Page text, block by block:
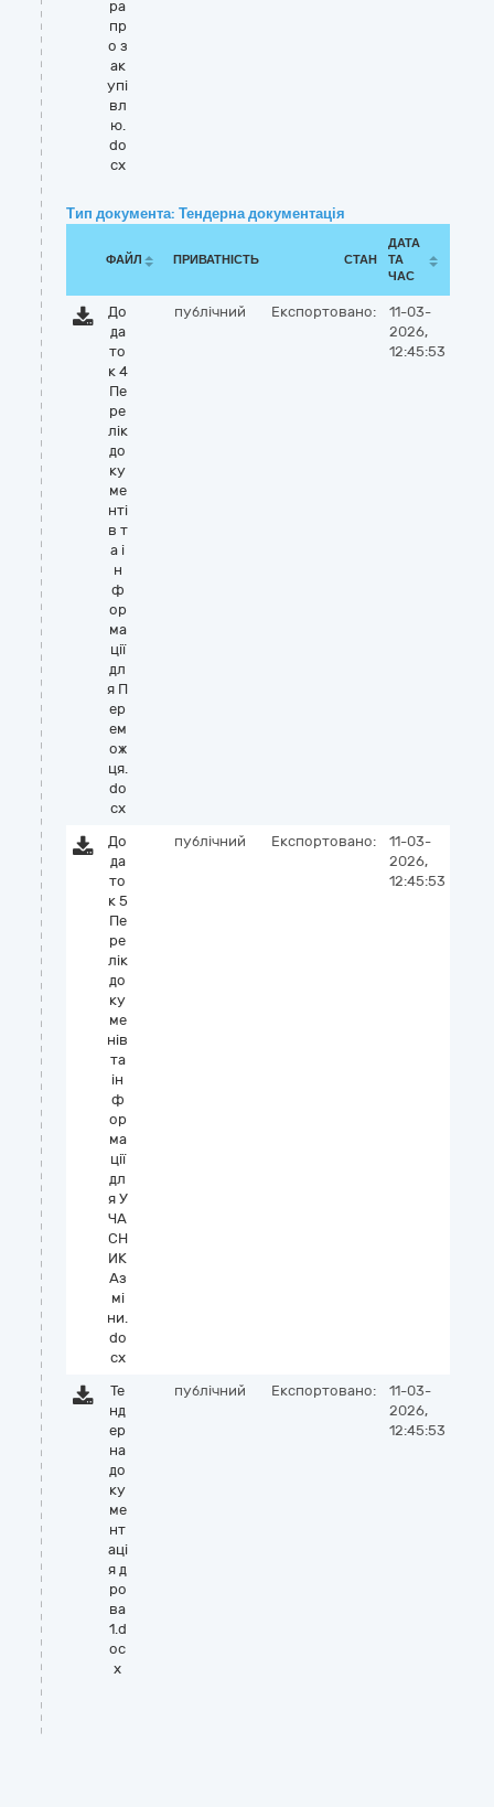
ра
пр
о з
ак
упі
вл
ю.
do
cx
Тип документа: Тендерна документація
ФАЙЛ ПРИВАТНІСТЬ СТАН
ДАТА
ТА
ЧАС
До
да
то
к 4
Пе
ре
лік
до
ку
ме
нті
в т
а і
н
ф
ор
ма
ції
дл
я П
ер
ем
ож
ця.
do
cx
публічний Експортовано:
11-03-
2026,
12:45:53
До
да
то
к 5
Пе
ре
лік
до
ку
ме
нів
та
ін
ф
ор
ма
ції
дл
я У
ЧА
СН
ИК
Аз
мі
ни.
do
cx
публічний Експортовано:
11-03-
2026,
12:45:53
Те
нд
ер
на
до
ку
ме
нт
аці
я д
ро
ва
1.d
oc
x
публічний Експортовано:
11-03-
2026,
12:45:53